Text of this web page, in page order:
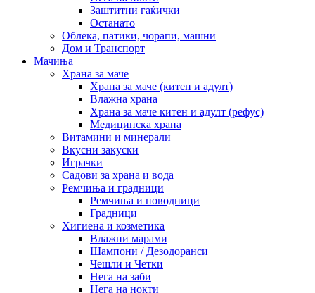
Заштитни гаќички
Останато
Облека, патики, чорапи, машни
Дом и Транспорт
Мачиња
Храна за маче
Храна за маче (китен и адулт)
Влажна храна
Храна за маче китен и адулт (рефус)
Медицинска храна
Витамини и минерали
Вкусни закуски
Играчки
Садови за храна и вода
Ремчиња и градници
Ремчиња и поводници
Градници
Хигиена и козметика
Влажни марами
Шампони / Дезодоранси
Чешли и Четки
Нега на заби
Нега на нокти